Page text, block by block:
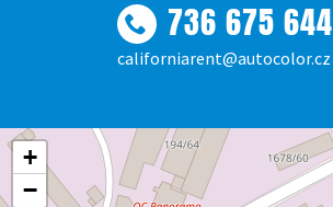
736 675 644
californiarent@autocolor.cz
+
−